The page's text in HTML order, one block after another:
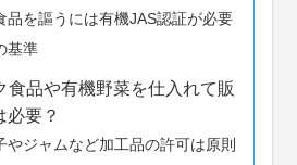
品を謳うには有機JAS認証が必要
基準
食品や有機野菜を仕入れて販
必要？
やジャムなど加工品の許可は原則